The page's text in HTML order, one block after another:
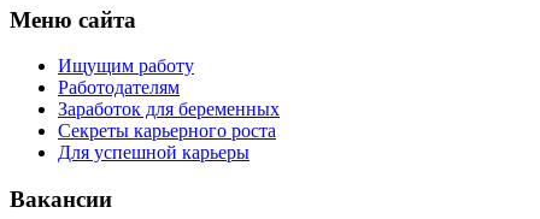
Меню сайта
Ищущим работу
Работодателям
Заработок для беременных
Секреты карьерного роста
Для успешной карьеры
Вакансии